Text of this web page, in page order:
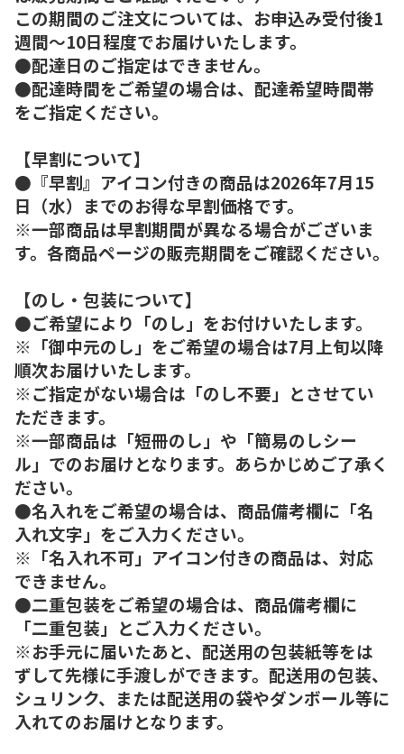
この期間のご注文については、お申込み受付後1
週間～10日程度でお届けいたします。
●配達日のご指定はできません。
●配達時間をご希望の場合は、配達希望時間帯
をご指定ください。
【早割について】
●『早割』アイコン付きの商品は2026年7月15
日（水）までのお得な早割価格です。
※一部商品は早割期間が異なる場合がございま
す。各商品ページの販売期間をご確認ください。
【のし・包装について】
●ご希望により「のし」をお付けいたします。
※「御中元のし」をご希望の場合は7月上旬以降
順次お届けいたします。
※ご指定がない場合は「のし不要」とさせてい
ただきます。
※一部商品は「短冊のし」や「簡易のしシー
ル」でのお届けとなります。あらかじめご了承く
ださい。
●名入れをご希望の場合は、商品備考欄に「名
入れ文字」をご入力ください。
※「名入れ不可」アイコン付きの商品は、対応
できません。
●二重包装をご希望の場合は、商品備考欄に
「二重包装」とご入力ください。
※お手元に届いたあと、配送用の包装紙等をは
ずして先様に手渡しができます。配送用の包装、
シュリンク、または配送用の袋やダンボール等に
入れてのお届けとなります。